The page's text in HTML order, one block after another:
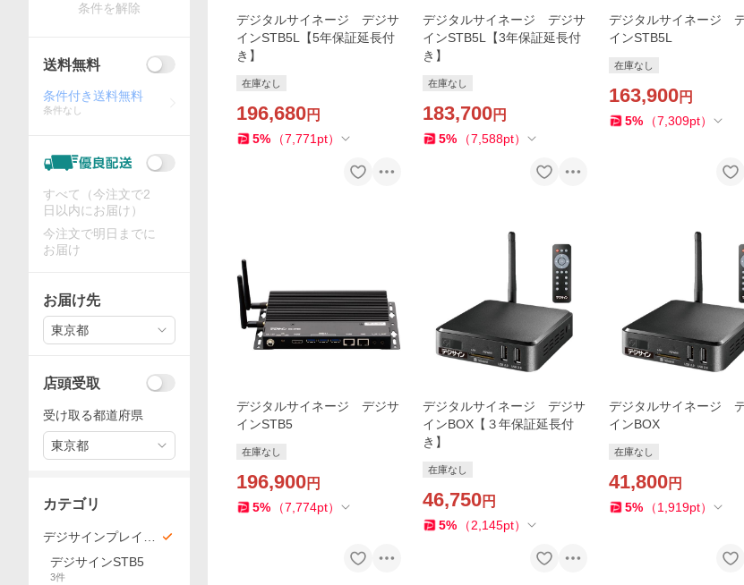
デジタルサイネージ デジサ
インSTB5L【5年保証延長付
き】
在庫なし
196,680円
5% （7,771 pt）
デジタルサイネージ デジサ
インSTB5L【3年保証延長付
き】
在庫なし
183,700円
5% （7,588pt）
デジタルサイネージ
インSTB5L
在庫なし
163,900円
5% （7,309pt）
デジタルサイネージ デジサ
インSTB5
在庫なし
196,900円
5% （7,774pt）
デジタルサイネージ デジサ
インBOX【３年保証延長付
き】
在庫なし
46,750円
5% （2,145pt）
デジタルサイネージ
インBOX
在庫なし
41,800円
5% （1,919pt）
条件を解除
送料無料
条件付き送料無料
条件なし
すべて（今注文で2
日以内にお届け）
今注文で明日までに
お届け
お届け先
東京都
店頭受取
受け取る都道府県
東京都
カテゴリ
デジサインプレイヤ
ー
デジサインSTB5
3件